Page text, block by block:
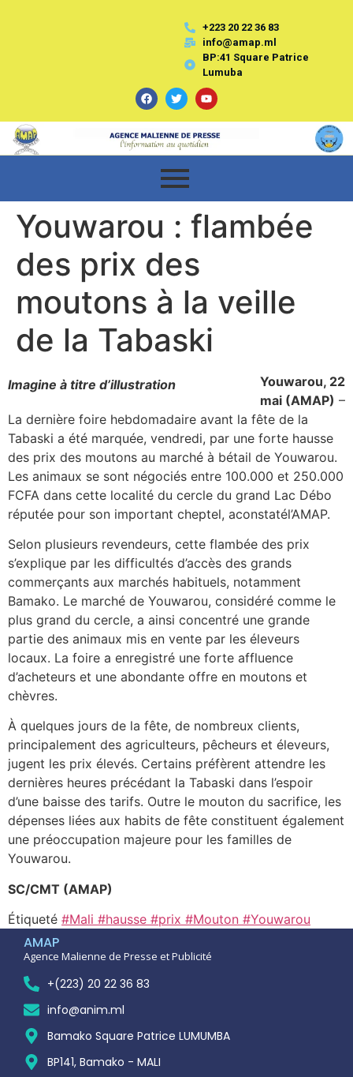
+223 20 22 36 83
info@amap.ml
BP:41 Square Patrice
Lumuba
Youwarou : flambée
des prix des
moutons à la veille
de la Tabaski
Imagine à titre d’illustration
Youwarou, 22
mai (AMAP) –
La dernière foire hebdomadaire avant la fête de la
Tabaski a été marquée, vendredi, par une forte hausse
des prix des moutons au marché à bétail de Youwarou.
Les animaux se sont négociés entre 100.000 et 250.000
FCFA dans cette localité du cercle du grand Lac Débo
réputée pour son important cheptel, aconstatél’AMAP.
Selon plusieurs revendeurs, cette flambée des prix
s’explique par les difficultés d’accès des grands
commerçants aux marchés habituels, notamment
Bamako. Le marché de Youwarou, considéré comme le
plus grand du cercle, a ainsi concentré une grande
partie des animaux mis en vente par les éleveurs
locaux. La foire a enregistré une forte affluence
d’acheteurs et une abondante offre en moutons et
chèvres.
À quelques jours de la fête, de nombreux clients,
principalement des agriculteurs, pêcheurs et éleveurs,
jugent les prix élevés. Certains préfèrent attendre les
dernières heures précédant la Tabaski dans l’espoir
d’une baisse des tarifs. Outre le mouton du sacrifice, les
dépenses liées aux habits de fête constituent également
une préoccupation majeure pour les familles de
Youwarou.
SC/CMT (AMAP)
Étiqueté #Mali #hausse #prix #Mouton #Youwarou
AMAP
Agence Malienne de Presse et Publicité
+(223) 20 22 36 83
info@anim.ml
Bamako Square Patrice LUMUMBA
BP141, Bamako - MALI